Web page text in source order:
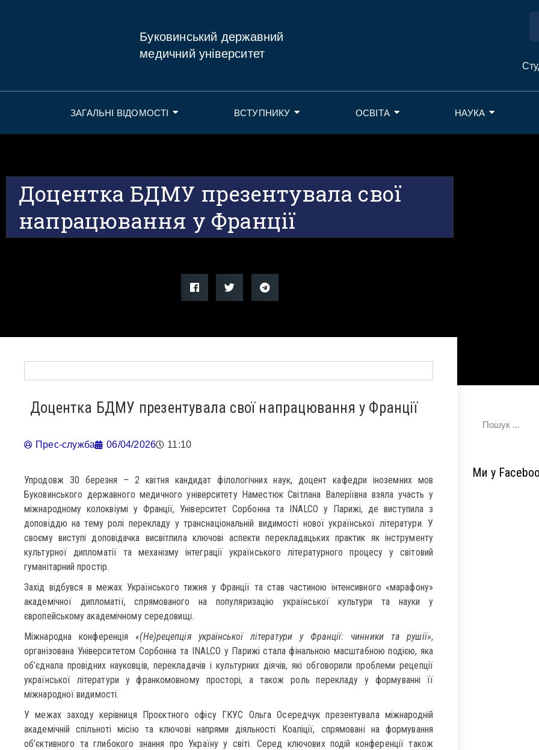
Буковинський державний
медичний університет
ЗАГАЛЬНІ ВІДОМОСТІ ВСТУПНИКУ ОСВІТА НАУКА
Доцентка БДМУ презентувала свої
напрацювання у Франції
Доцентка БДМУ презентувала свої напрацювання у Франції
Прес-служба 06/04/2026 11:10
Упродовж 30 березня – 2 квітня кандидат філологічних наук, доцент кафедри іноземних мов
Буковинського державного медичного університету Наместюк Світлана Валеріївна взяла участь у
міжнародному колоквіумі у Франції, Університет Сорбонна та INALCO у Парижі, де виступила з
доповіддю на тему ролі перекладу у транснаціональній видимості нової української літератури. У
своєму виступі доповідачка висвітлила ключові аспекти перекладацьких практик як інструменту
культурної дипломатії та механізму інтеграції українського літературного процесу у світовий
гуманітарний простір.
Захід відбувся в межах Українського тижня у Франції та став частиною інтенсивного «марафону»
академічної дипломатії, спрямованого на популяризацію української культури та науки у
європейському академічному середовищі.
Міжнародна конференція«(Не)рецепція української літератури у Франції: чинники та рушії»,
організована Університетом Сорбонна та INALCO у Парижі стала фінальною масштабною подією, яка
об’єднала провідних науковців, перекладачів і культурних діячів, які обговорили проблеми рецепції
української літератури у франкомовному просторі, а також роль перекладу у формуванні її
міжнародної видимості.
У межах заходу керівниця Проєктного офісу ГКУС Ольга Осередчук презентувала міжнародній
академічній спільноті місію та ключові напрями діяльності Коаліції, спрямовані на формування
об’єктивного та глибокого знання про Україну у світі. Серед ключових подій конференції також
Ми у